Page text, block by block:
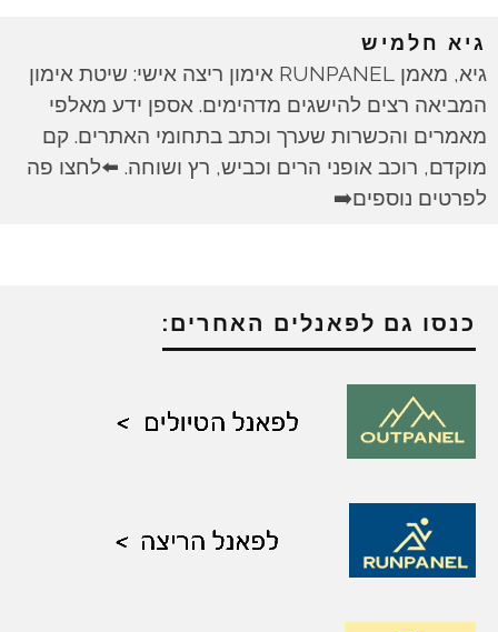
גיא חלמיש
גיא, מאמן RUNPANEL אימון ריצה אישי: שיטת אימון
המביאה רצים להישגים מדהימים. אספן ידע מאלפי
מאמרים והכשרות שערך וכתב בתחומי האתרים. קם
מוקדם, רוכב אופני הרים וכביש, רץ ושוחה. ⬅️לחצו פה
לפרטים נוספים➡️
כנסו גם לפאנלים האחרים: